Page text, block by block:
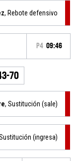
, Rebote defensivo
P4 09:46
70
, Sustitución (sale)
(ingresa)